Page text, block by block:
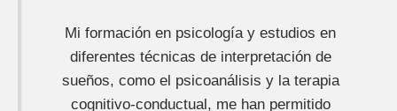
Mi formación en psicología y estudios en
diferentes técnicas de interpretación de
sueños, como el psicoanálisis y la terapia
cognitivo-conductual, me han permitido